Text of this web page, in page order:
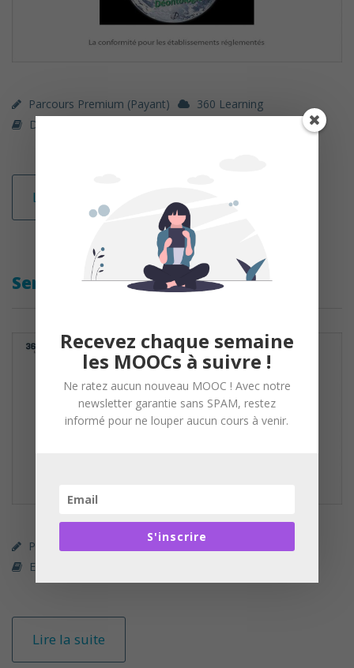
Parcours Premium (payant)
360 Learning
Droit / Sciences Politiques
Lire la suite
Sensibilisation à la fraude
Parcours Premium (payant)
Economie / Finance
Lire la suite
Recevez chaque semaine
les MOOCs à suivre !
Ne ratez aucun nouveau MOOC ! Avec notre
newsletter garantie sans SPAM, restez
informé pour ne louper aucun cours à venir.
S'inscrire